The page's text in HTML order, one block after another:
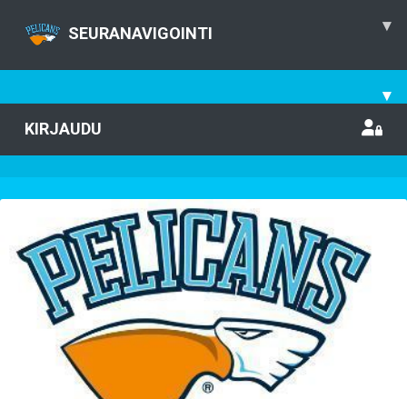
SEURANAVIGOINTI ▾
▾
KIRJAUDU